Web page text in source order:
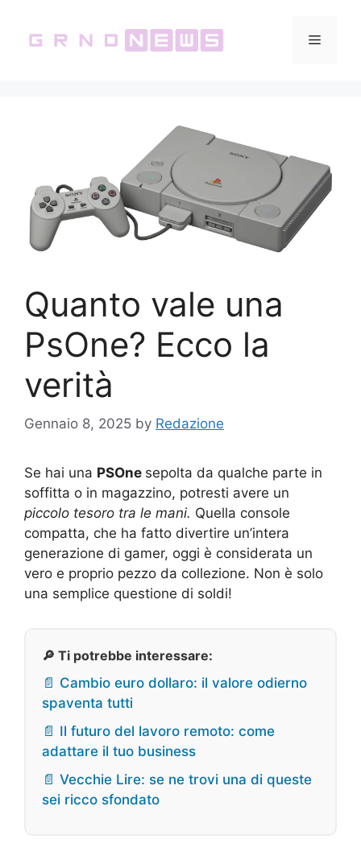
content
Menu
Quanto vale una
PsOne? Ecco la
verità
Gennaio 8, 2025 by Redazione
Se hai una PSOne sepolta da qualche parte in
soffitta o in magazzino, potresti avere un
piccolo tesoro tra le mani. Quella console
compatta, che ha fatto divertire un’intera
generazione di gamer, oggi è considerata un
vero e proprio pezzo da collezione. Non è solo
una semplice questione di soldi!
🔎 Ti potrebbe interessare:
📄 Cambio euro dollaro: il valore odierno
spaventa tutti
📄 Il futuro del lavoro remoto: come
adattare il tuo business
📄 Vecchie Lire: se ne trovi una di queste
sei ricco sfondato